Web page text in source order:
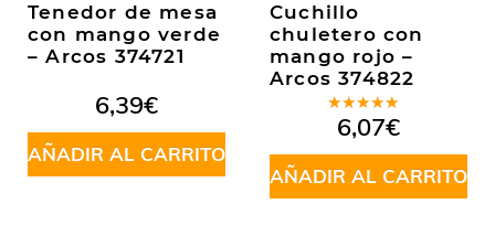
Tenedor de mesa
con mango verde
– Arcos 374721
6,39€
AÑADIR AL CARRITO
Cuchillo
chuletero con
mango rojo –
Arcos 374822
Valorado
en5.00 de
5
6,07€
AÑADIR AL CARRITO